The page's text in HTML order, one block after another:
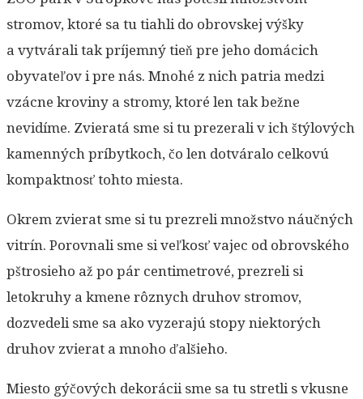
stromov, ktoré sa tu tiahli do obrovskej výšky
a vytvárali tak príjemný tieň pre jeho domácich
obyvateľov i pre nás. Mnohé z nich patria medzi
vzácne kroviny a stromy, ktoré len tak bežne
nevidíme. Zvieratá sme si tu prezerali v ich štýlových
kamenných príbytkoch, čo len dotváralo celkovú
kompaktnosť tohto miesta.
Okrem zvierat sme si tu prezreli množstvo náučných
vitrín. Porovnali sme si veľkosť vajec od obrovského
pštrosieho až po pár centimetrové, prezreli si
letokruhy a kmene rôznych druhov stromov,
dozvedeli sme sa ako vyzerajú stopy niektorých
druhov zvierat a mnoho ďalšieho.
Miesto gýčových dekorácii sme sa tu stretli s vkusne